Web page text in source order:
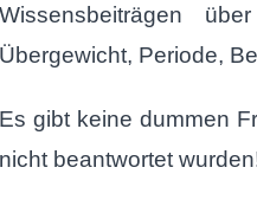
Wissensbeiträgen
Übergewicht, Periode,
Es gibt keine dummen
nicht beantwortet